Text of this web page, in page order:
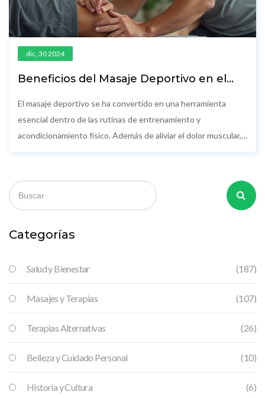
dic, 30 2024
Beneficios del Masaje Deportivo en el
El masaje deportivo se ha convertido en una herramienta
esencial dentro de las rutinas de entrenamiento y
acondicionamiento físico. Además de aliviar el dolor muscular,
artículo explora los beneficios claves del masaje deportivo,
brindando consejos útiles para incorporarlo correctamente en
práctica indispensable para alcanzar un rendimiento óptimo.
Categorías
Salud y Bienestar (187)
Masajes y Terapias (107)
Terapias Alternativas (26)
Belleza y Cuidado Personal (10)
Historia y Cultura (6)